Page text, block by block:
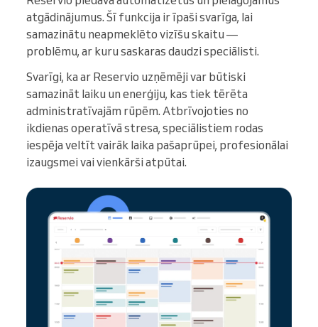
atgādinājumus. Šī funkcija ir īpaši svarīga, lai
samazinātu neapmeklēto vizīšu skaitu —
problēmu, ar kuru saskaras daudzi speciālisti.
Svarīgi, ka ar Reservio uzņēmēji var būtiski
samazināt laiku un enerģiju, kas tiek tērēta
administratīvajām rūpēm. Atbrīvojoties no
ikdienas operatīvā stresa, speciālistiem rodas
iespēja veltīt vairāk laika pašaprūpei, profesionālai
izaugsmei vai vienkārši atpūtai.